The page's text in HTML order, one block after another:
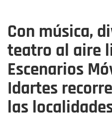
Con música,
teatro al aire
Escenarios
Idartes
las